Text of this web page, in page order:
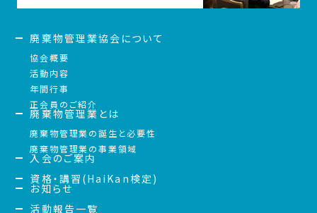
廃棄物管理業協会について
協会概要
活動内容
年間行事
正会員のご紹介
廃棄物管理業とは
廃棄物管理業の誕生と必要性
廃棄物管理業の事業領域
入会のご案内
資格・講習(HaiKan検定)
お知らせ
活動報告一覧